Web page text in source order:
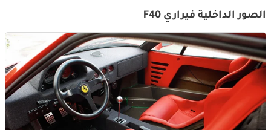
الصور الداخلية فيراري F40